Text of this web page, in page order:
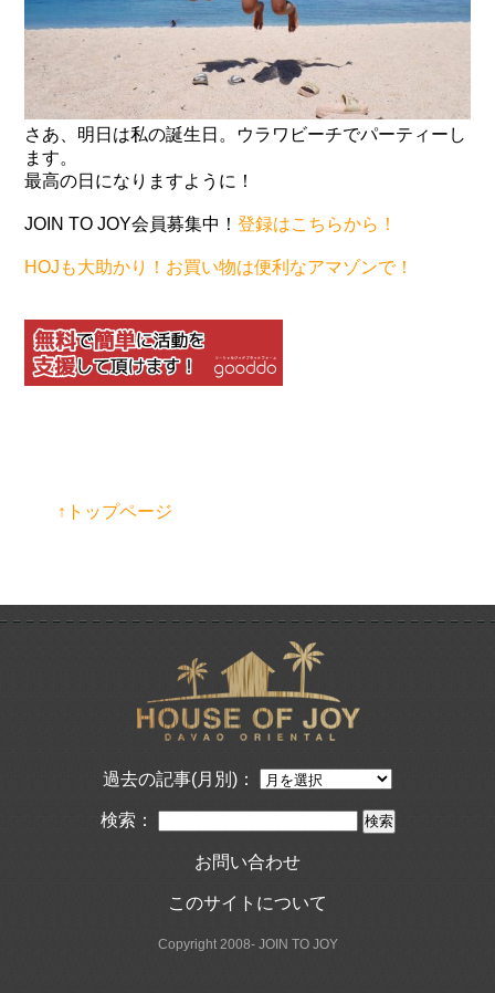
さあ、明日は私の誕生日。ウラワビーチでパーティーし
ます。
最高の日になりますように！
JOIN TO JOY会員募集中！登録はこちらから！
HOJも大助かり！お買い物は便利なアマゾンで！
↑トップページ
過去の記事(月別)：
検索：
お問い合わせ
このサイトについて
Copyright 2008- JOIN TO JOY